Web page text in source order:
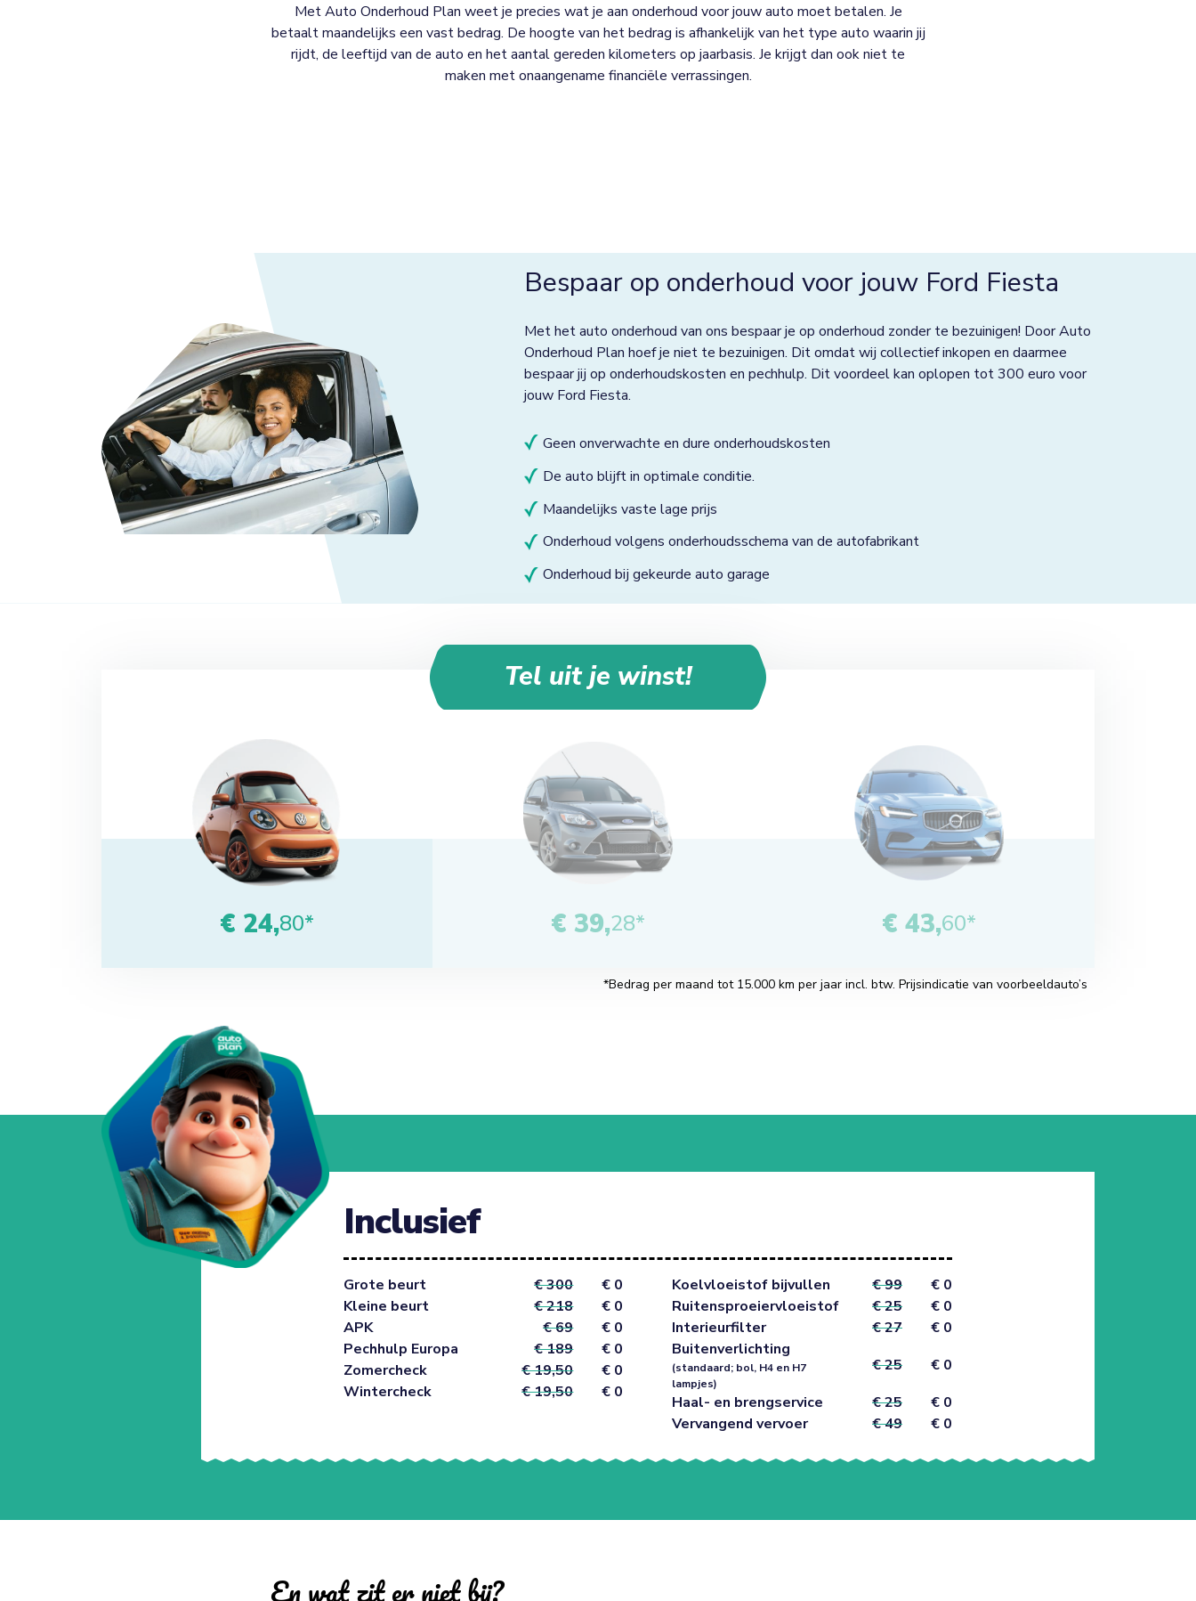
Met Auto Onderhoud Plan weet je precies wat je aan onderhoud voor jouw auto moet betalen. Je
betaalt maandelijks een vast bedrag. De hoogte van het bedrag is afhankelijk van het type auto waarin jij
rijdt, de leeftijd van de auto en het aantal gereden kilometers op jaarbasis. Je krijgt dan ook niet te
maken met onaangename financiële verrassingen.
Bespaar op onderhoud voor jouw Ford Fiesta
Met het auto onderhoud van ons bespaar je op onderhoud zonder te bezuinigen! Door Auto
Onderhoud Plan hoef je niet te bezuinigen. Dit omdat wij collectief inkopen en daarmee
bespaar jij op onderhoudskosten en pechhulp. Dit voordeel kan oplopen tot 300 euro voor
jouw Ford Fiesta.
Geen onverwachte en dure onderhoudskosten
De auto blijft in optimale conditie.
Maandelijks vaste lage prijs
Onderhoud volgens onderhoudsschema van de autofabrikant
Onderhoud bij gekeurde auto garage
Tel uit je winst!
€ 24,80* € 39,28* € 43,60*
*Bedrag per maand tot 15.000 km per jaar incl. btw. Prijsindicatie van voorbeeldauto’s
Inclusief
Grote beurt € 300
€ 0
Kleine beurt
€ 218
€ 0
APK
€ 69
€ 0
Pechhulp Europa
€ 189
€ 0
Zomercheck
€ 19,50
€ 0
Wintercheck
€ 19,50 € 0
Koelvloeistof bijvullen € 99
€ 0
Ruitensproeiervloeistof
€ 25
€ 0
Interieurfilter
€ 27
€ 0
Buitenverlichting
(standaard; bol, H4 en H7
lampjes)
€ 25
€ 0
Haal- en brengservice
€ 25
€ 0
Vervangend vervoer
€ 49 € 0
En wat zit er niet bij?